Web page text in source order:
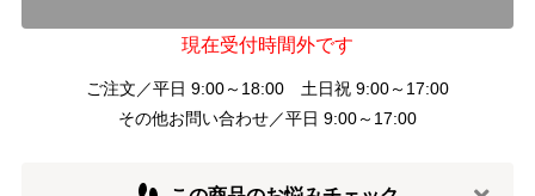
現在受付時間外です
ご注文／平日 9:00～18:00 土日祝 9:00～17:00
その他お問い合わせ／平日 9:00～17:00